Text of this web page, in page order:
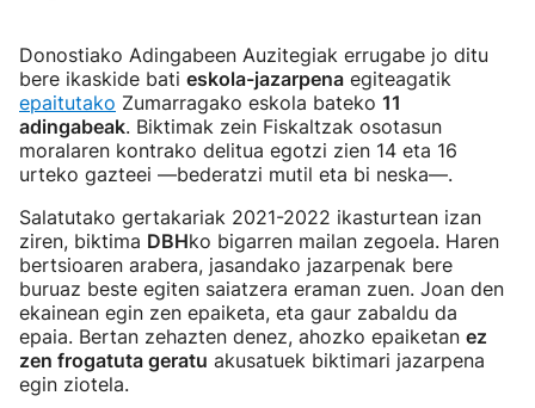
Donostiako Adingabeen Auzitegiak errugabe jo ditu
bere ikaskide bati eskola-jazarpena egiteagatik
epaitutako Zumarragako eskola bateko 11
adingabeak. Biktimak zein Fiskaltzak osotasun
moralaren kontrako delitua egotzi zien 14 eta 16
urteko gazteei —bederatzi mutil eta bi neska—.
Salatutako gertakariak 2021-2022 ikasturtean izan
ziren, biktima DBHko bigarren mailan zegoela. Haren
bertsioaren arabera, jasandako jazarpenak bere
buruaz beste egiten saiatzera eraman zuen. Joan den
ekainean egin zen epaiketa, eta gaur zabaldu da
epaia. Bertan zehazten denez, ahozko epaiketan ez
zen frogatuta geratu akusatuek biktimari jazarpena
egin ziotela.